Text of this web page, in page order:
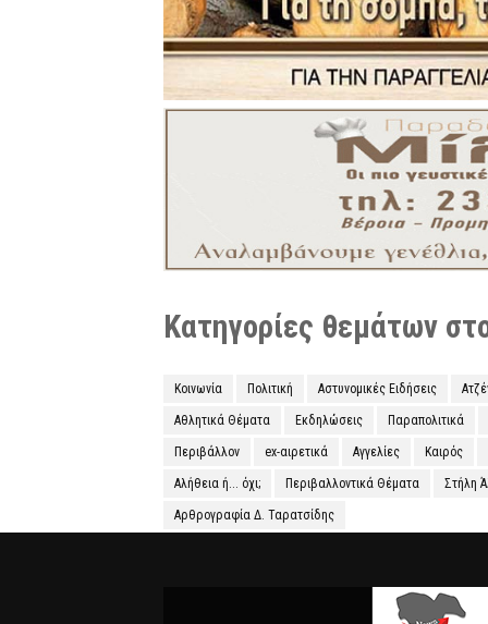
Κατηγορίες θεμάτων
Κοινωνία Πολιτική Αστυνομικές Ειδήσεις
Αθλητικά Θέματα Εκδηλώσεις Παραπολιτικά
Περιβάλλον ex-αιρετικά Αγγελίες Καιρός
Αλήθεια ή... όχι; Περιβαλλοντικά Θέματα Στήλη
Αρθρογραφία Δ. Ταρατσίδης